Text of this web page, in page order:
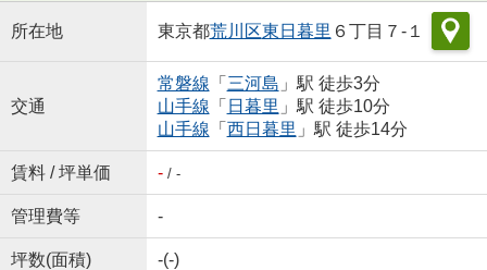
所在地 東京都荒川区東日暮里 ６丁目７-１
交通
常磐線 「 三河島 」駅 徒歩3分
山手線 「 日暮里 」駅 徒歩10分
山手線 「 西日暮里 」駅 徒歩14分
賃料 / 坪単価 -/ -
管理費等 -
坪数(面積) -(-)